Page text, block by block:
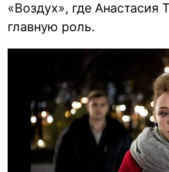
«Воздух», где Анастасия
главную роль.